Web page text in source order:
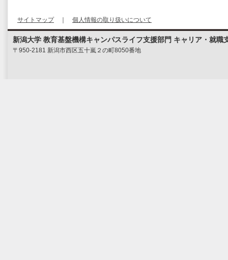
サイトマップ｜ 個人情報の取り扱いについて
新潟大学 教育基盤機構キャンパスライフ支援部門 キャリア・就職
〒950-2181 新潟市西区五十嵐２の町8050番地